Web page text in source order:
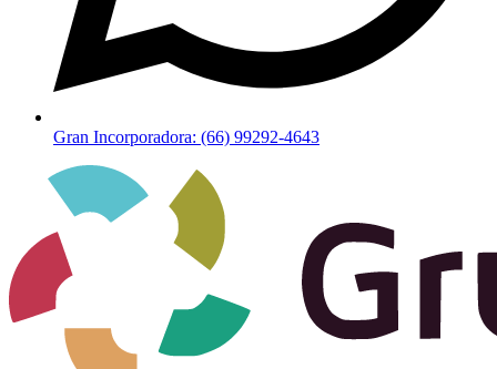
Gran Incorporadora: (66) 99292-4643